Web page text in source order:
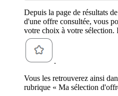
Depuis la page de résultats
d'une offre consultée, vous
votre choix à votre
.
Vous les retrouverez ainsi
rubrique « Ma sélection